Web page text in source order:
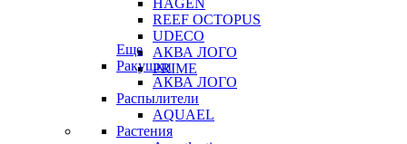
HAGEN
REEF OCTOPUS
UDECO
АКВА ЛОГО
PRIME
Еще
Ракушки
АКВА ЛОГО
Распылители
AQUAEL
Растения